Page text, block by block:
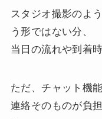
スタジオ撮影のよ
う形ではない分、
当日の流れや到着
ただ、チャット機
連絡そのものが負